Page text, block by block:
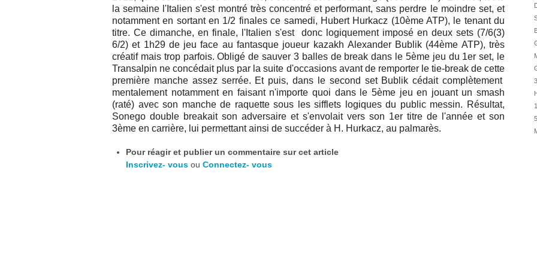
la semaine l'Italien s'est montré très concentré et performant, sans perdre le moindre set, et
notamment en sortant en 1/2 finales ce samedi, Hubert Hurkacz (10ème ATP), le tenant du
titre. Ce dimanche, en finale, l'Italien s'est donc logiquement imposé en deux sets (7/6(3)
6/2) et 1h29 de jeu face au fantasque joueur kazakh Alexander Bublik (44ème ATP), très
créatif mais trop parfois. Obligé de sauver 3 balles de break dans le 5ème jeu du 1er set, le
Transalpin ne concédait plus par la suite d'occasions avant de remporter le tie-break de cette
première manche assez serrée. Et puis, dans le second set Bublik cédait complètement
mentalement notamment en faisant n'importe quoi dans le 5ème jeu en jouant un smash
(raté) avec son manche de raquette sous les sifflets logiques du public messin. Résultat,
Sonego double breakait son adversaire et s'envolait vers son 1er titre de l'année et son
3ème en carrière, lui permettant ainsi de succéder à H. Hurkacz, au palmarès.
Pour réagir et publier un commentaire sur cet article
Inscrivez- vous ou Connectez- vous